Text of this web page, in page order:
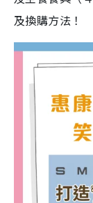
及換購方法！